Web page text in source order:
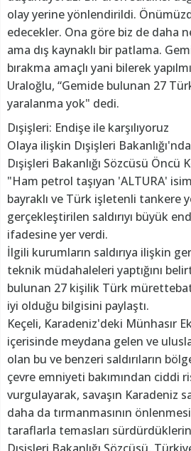
olay yerine yönlendirildi.
edecekler. Ona göre biz de daha
ama dış kaynaklı bir patlama.
bırakma amaçlı yani bilerek
Uraloğlu, “Gemide bulunan 27
yaralanma yok" dedi.
Dışişleri: Endişe ile karşılıyoruz
Olaya ilişkin Dışişleri
Dışişleri Bakanlığı Sözcüsü Öncü
"Ham petrol taşıyan 'ALTURA'
bayraklı ve Türk işletenli tankere
gerçekleştirilen saldırıyı büyük
ifadesine yer verdi.
İlgili kurumların saldırıya ilişkin
teknik müdahaleleri yaptığını
bulunan 27 kişilik Türk
iyi olduğu bilgisini paylaştı.
Keçeli, Karadeniz'deki Münhasır
içerisinde meydana gelen ve
olan bu ve benzeri saldırıların
çevre emniyeti bakımından ciddi
vurgulayarak, savaşın Karadeniz
daha da tırmanmasının
taraflarla temasları